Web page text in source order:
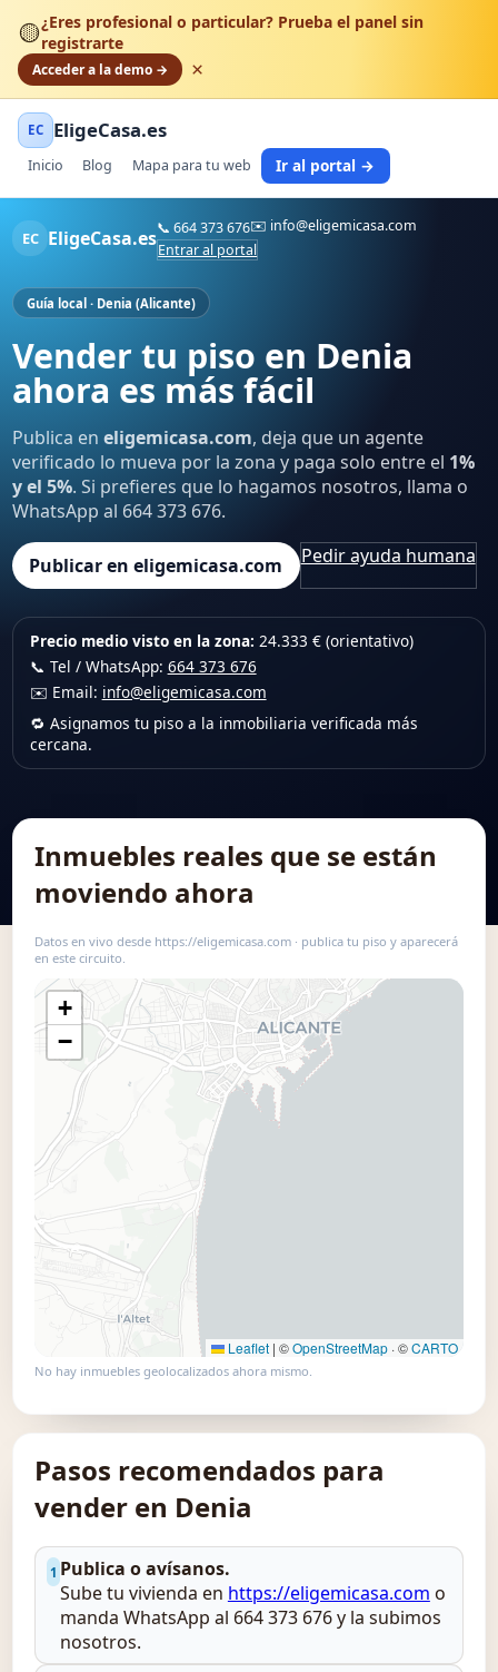
🟡¿Eres profesional o particular? Prueba el panel sin
registrarte
Acceder a la demo → ×
EC EligeCasa.es
Inicio Blog Mapa para tu web Ir al portal →
EC EligeCasa.es📞664 373 676✉️ info@eligemicasa.com
Entrar al portal
Guía local · Denia (Alicante)
Vender tu piso en Denia
ahora es más fácil
Publica eneligemicasa.com, deja que un agente
verificado lo mueva por la zona y paga solo entre el 1%
y el 5%. Si prefieres que lo hagamos nosotros, llama o
WhatsApp al 664 373 676.
Publicar en eligemicasa.com Pedir ayuda humana
Precio medio visto en la zona: 24.333 € (orientativo)
📞 Tel / WhatsApp: 664 373 676
✉️ Email: info@eligemicasa.com
🔁 Asignamos tu piso a la inmobiliaria verificada más
cercana.
Inmuebles reales que se están
moviendo ahora
Datos en vivo desde https://eligemicasa.com · publica tu piso y aparecerá
en este circuito.
+
−
Leaflet | ©OpenStreetMap· ©CARTO
📍 Usar este mapa
No hay inmuebles geolocalizados ahora mismo.
Pasos recomendados para
vender en Denia
1 Publica o avísanos.
Sube tu vivienda en https://eligemicasa.com o
manda WhatsApp al 664 373 676 y la subimos
nosotros.